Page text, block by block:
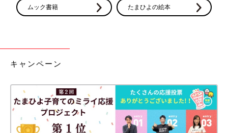
出典：Instagramアカウント「kei.ena2」
ムック書籍 たまひよの絵本
キャンペーン